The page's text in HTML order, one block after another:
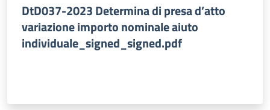
DtD037-2023 Determina di presa d’atto
variazione importo nominale aiuto
individuale_signed_signed.pdf